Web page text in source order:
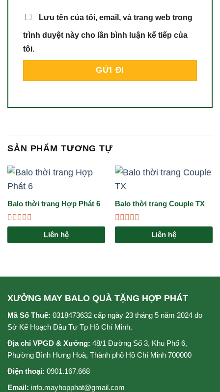
Lưu tên của tôi, email, và trang web trong
trình duyệt này cho lần bình luận kế tiếp của
tôi.
SẢN PHẨM TƯƠNG TỰ
Balo thời trang Hợp Phát 6
Được
hạng
Liên hệ
Balo thời trang Couple TX
Được
hạng
Liên hệ
XƯỞNG MAY BALO QUÀ TẶNG HỢP PHÁT
Mã Số Thuế: 0318473632 cấp ngày 23 tháng 5 năm 2024 do
Sở Kế Hoạch Đầu Tư Tp Hồ Chí Minh.
Địa chỉ VPGD & Xưởng: 48/1 Đường Số 3, Khu Phố 6,
Phường Bình Hưng Hoà, Thành phố Hồ Chí Minh 700000
Điện thoại: 0901.167.668
Email: info.mayhopphat@gmail.com